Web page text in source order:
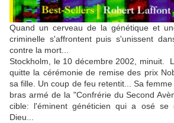
Quand un cerveau de la génétique et
criminelle s'affrontent puis s'unissent
contre la mort...
Stockholm, le 10 décembre 2002, minuit.
quitte la cérémonie de remise des prix
sa fille. Un coup de feu retentit... Sa
bras armé de la "Confrérie du Second
cible: l'éminent généticien qui a osé se
Dieu...